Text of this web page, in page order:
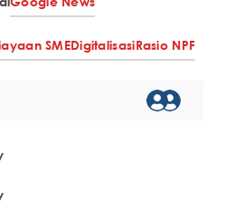
SMEDigitalisasiRasio NPF